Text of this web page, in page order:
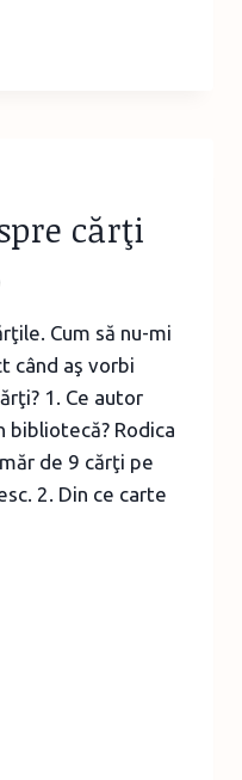
cărţi
Cum să nu-mi
când aş vorbi
1. Ce autor
bibliotecă? Rodica
de 9 cărţi pe
2. Din ce carte